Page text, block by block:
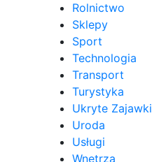
Rolnictwo
Sklepy
Sport
Technologia
Transport
Turystyka
Ukryte Zajawki
Uroda
Usługi
Wnętrza